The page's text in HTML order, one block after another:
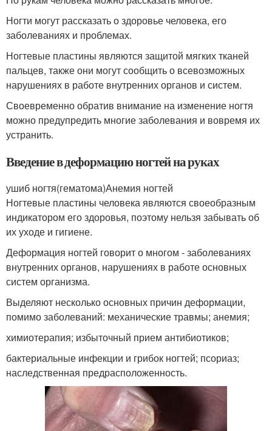
Ногти могут рассказать о здоровье человека, его
заболеваниях и проблемах.
Ногтевые пластины являются защитой мягких тканей
пальцев, также они могут сообщить о всевозможных
нарушениях в работе внутренних органов и систем.
Своевременно обратив внимание на изменение ногтя
можно предупредить многие заболевания и вовремя их
устранить.
Введение в деформацию ногтей на руках
ушиб ногтя(гематома)Анемия ногтей
Ногтевые пластины человека являются своеобразным
индикатором его здоровья, поэтому нельзя забывать об
их уходе и гигиене.
Деформация ногтей говорит о многом - заболеваниях
внутренних органов, нарушениях в работе основных
систем организма.
Выделяют несколько основных причин деформации,
помимо заболеваний: механические травмы; анемия;
химиотерапия; избыточный прием антибиотиков;
бактериальные инфекции и грибок ногтей; псориаз;
наследственная предрасположенность.